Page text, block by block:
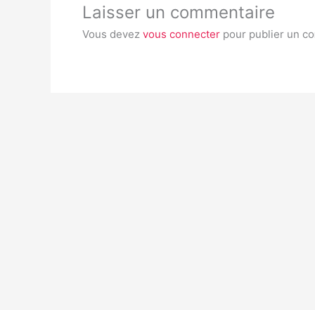
Laisser un commentaire
Vous devez vous connecter pour publier un